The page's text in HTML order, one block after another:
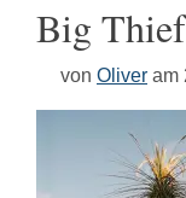
Big
von Oliver am